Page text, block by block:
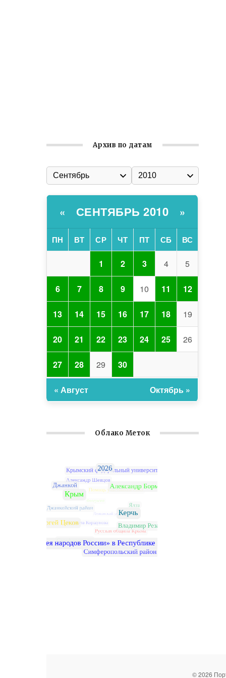
Архив по датам
« СЕНТЯБРЬ 2010 »
ПН ВТ СР ЧТ ПТ СБ ВС
1 2 3 4 5
6 7 8 9 10 11 12
13 14 15 16 17 18 19
20 21 22 23 24 25 26
27 28 29 30
« Август Октябрь »
Облако Меток
© 2026